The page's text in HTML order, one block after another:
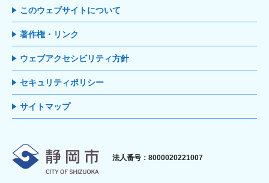
このウェブサイトについて
著作権・リンク
ウェブアクセシビリティ方針
セキュリティポリシー
サイトマップ
静岡市
法人番号：8000020221007